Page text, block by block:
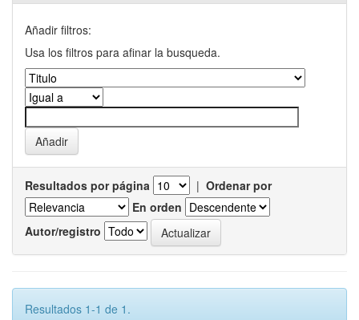
Añadir filtros:
Usa los filtros para afinar la busqueda.
Resultados por página | Ordenar por
En orden
Autor/registro
Resultados 1-1 de 1.